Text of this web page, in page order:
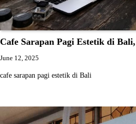
Cafe Sarapan Pagi Estetik di
June 12, 2025
cafe sarapan pagi estetik di Bali